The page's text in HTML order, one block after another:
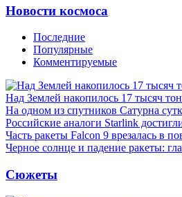
Новости космоса
Последние
Популярные
Комментируемые
Над Землей накопилось 17 тысяч
На одном из спутников Сатурна
Российские аналоги Starlink
Часть ракеты Falcon 9 врезалась в
Черное солнце и падение ракеты:
Сюжеты